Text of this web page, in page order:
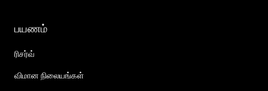
பயணம்
ரிசர்வ்
விமான நிலையங்கள்